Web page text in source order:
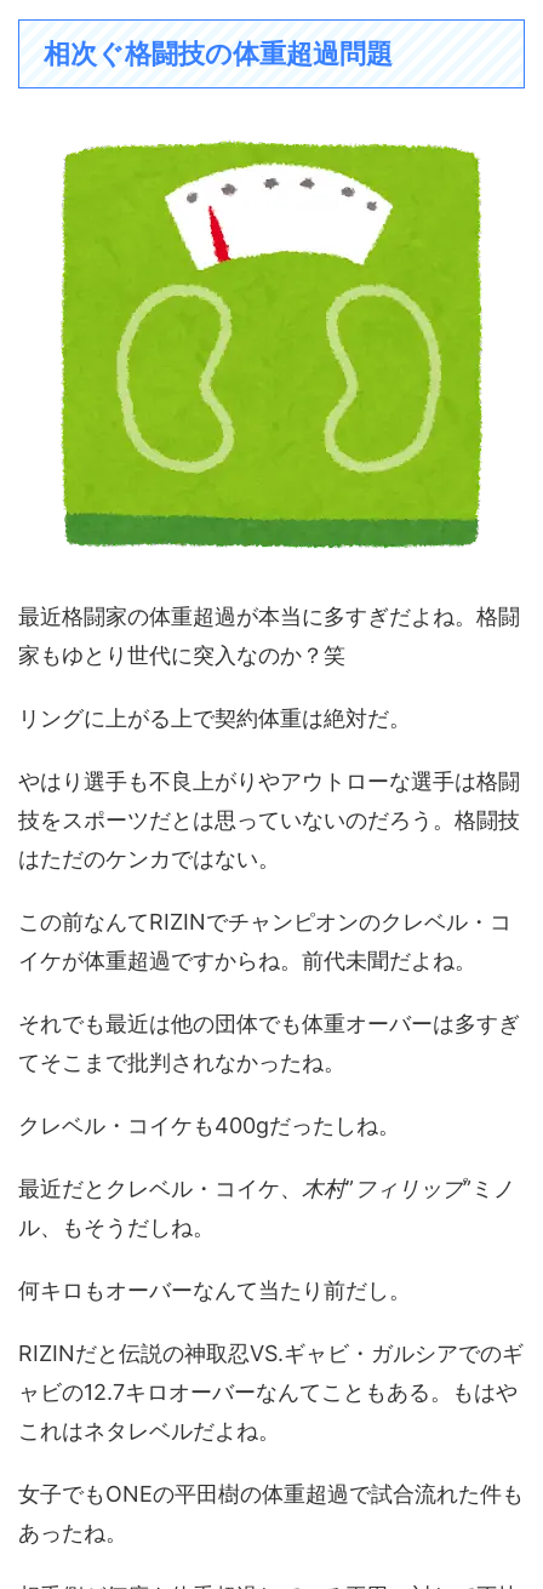
相次ぐ格闘技の体重超過問題
最近格闘家の体重超過が本当に多すぎだよね。格闘
家もゆとり世代に突入なのか？笑
リングに上がる上で契約体重は絶対だ。
やはり選手も不良上がりやアウトローな選手は格闘
技をスポーツだとは思っていないのだろう。格闘技
はただのケンカではない。
この前なんてRIZINでチャンピオンのクレベル・コ
イケが体重超過ですからね。前代未聞だよね。
それでも最近は他の団体でも体重オーバーは多すぎ
てそこまで批判されなかったね。
クレベル・コイケも400gだったしね。
最近だとクレベル・コイケ、 木村” フィリップ”ミノ
ル、もそうだしね。
何キロもオーバーなんて当たり前だし。
RIZINだと伝説の神取忍VS.ギャビ・ガルシアでのギ
ャビの12.7キロオーバーなんてこともある。もはや
これはネタレベルだよね。
女子でもONEの平田樹の体重超過で試合流れた件も
あったね。